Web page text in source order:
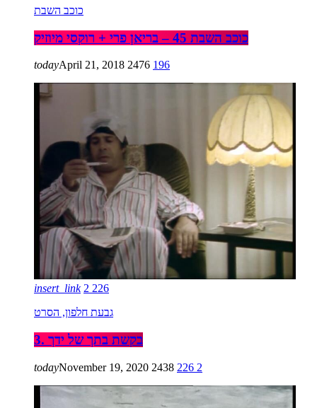
כוכב השבת
כוכב השבת 45 – בריאן פרי + רוקסי מיוזיק
todayApril 21, 2018 2476 196
insert_link 2 226
גבעת חלפון, הסרט
3. בקשת בתך של ידך
todayNovember 19, 2020 2438 226 2